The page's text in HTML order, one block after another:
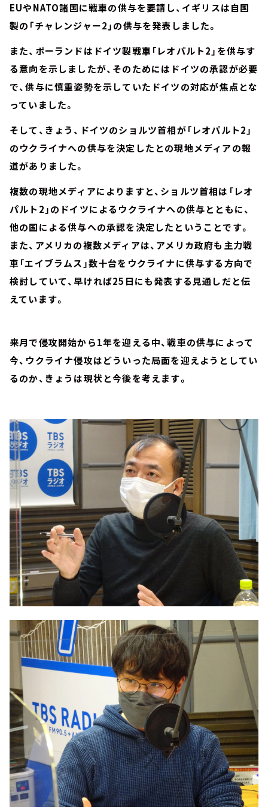
EUやNATO諸国に戦車の供与を要請し、イギリスは自国
製の「チャレンジャー2」の供与を発表しました。
また、ポーランドはドイツ製戦車「レオパルト2」を供与す
る意向を示しましたが、そのためにはドイツの承認が必要
で、供与に慎重姿勢を示していたドイツの対応が焦点とな
っていました。
そして、きょう、ドイツのショルツ首相が「レオパルト2」
のウクライナへの供与を決定したとの現地メディアの報
道がありました。
複数の現地メディアによりますと、ショルツ首相は「レオ
パルト2」のドイツによるウクライナへの供与とともに、
他の国による供与への承認を決定したということです。
また、アメリカの複数メディアは、アメリカ政府も主力戦
車「エイブラムス」数十台をウクライナに供与する方向で
検討していて、早ければ25日にも発表する見通しだと伝
えています。
来月で侵攻開始から1年を迎える中、戦車の供与によって
今、ウクライナ侵攻はどういった局面を迎えようとしてい
るのか、きょうは現状と今後を考えます。